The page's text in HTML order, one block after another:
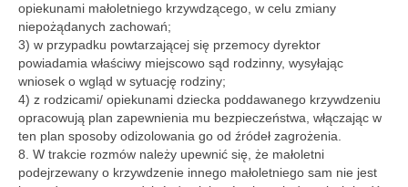
opiekunami małoletniego krzywdzącego, w celu zmiany
niepożądanych zachowań;
3) w przypadku powtarzającej się przemocy dyrektor
powiadamia właściwy miejscowo sąd rodzinny, wysyłając
wniosek o wgląd w sytuację rodziny;
4) z rodzicami/ opiekunami dziecka poddawanego krzywdzeniu
opracowują plan zapewnienia mu bezpieczeństwa, włączając w
ten plan sposoby odizolowania go od źródeł zagrożenia.
8. W trakcie rozmów należy upewnić się, że małoletni
podejrzewany o krzywdzenie innego małoletniego sam nie jest